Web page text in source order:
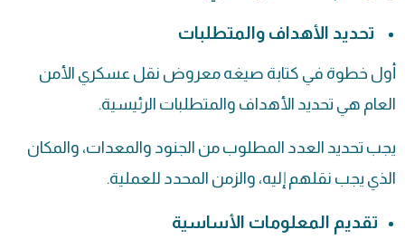
تحديد الأهداف والمتطلبات
أول خطوة في كتابة صيغه معروض نقل عسكري الأمن
العام هي تحديد الأهداف والمتطلبات الرئيسية.
يجب تحديد العدد المطلوب من الجنود والمعدات، والمكان
الذي يجب نقلهم إليه، والزمن المحدد للعملية.
تقديم المعلومات الأساسية